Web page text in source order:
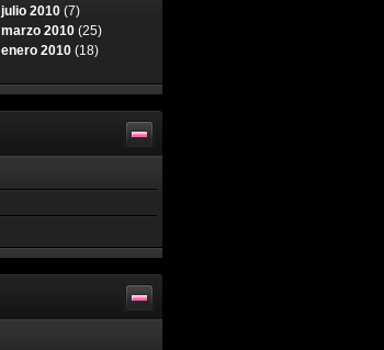
julio 2010 (7)
marzo 2010 (25)
enero 2010 (18)